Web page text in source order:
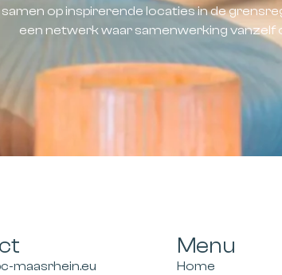
op inspirerende locaties in de
een netwerk waar samenwerking vanzelf
maasrhein.eu
Menu
Home